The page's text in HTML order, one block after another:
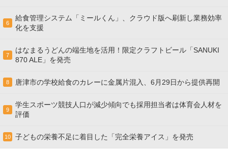
6
給食管理システム「ミールくん」、クラウド版へ刷新し業務効率
化を支援
7
はなまるうどんの端生地を活用！限定クラフトビール「SANUKI
870 ALE」を発売
8 唐津市の学校給食のカレーに金属片混入、6月29日から提供再開
9
学生スポーツ競技人口が減少傾向でも採用担当者は体育会人材を
評価
10 子どもの栄養不足に着目した「完全栄養アイス」を発売